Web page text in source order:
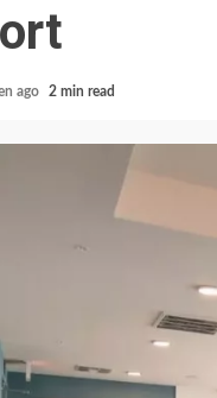
ago 2 min read